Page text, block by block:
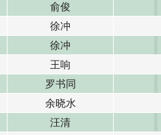
俞俊
徐冲
徐冲
王响
罗书同
余晓水
汪清